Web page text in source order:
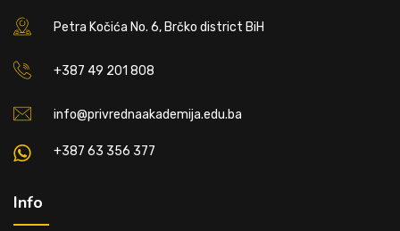
Petra Kočića No. 6, Brčko district BiH
+387 49 201 808
info@privrednaakademija.edu.ba
+387 63 356 377
Info